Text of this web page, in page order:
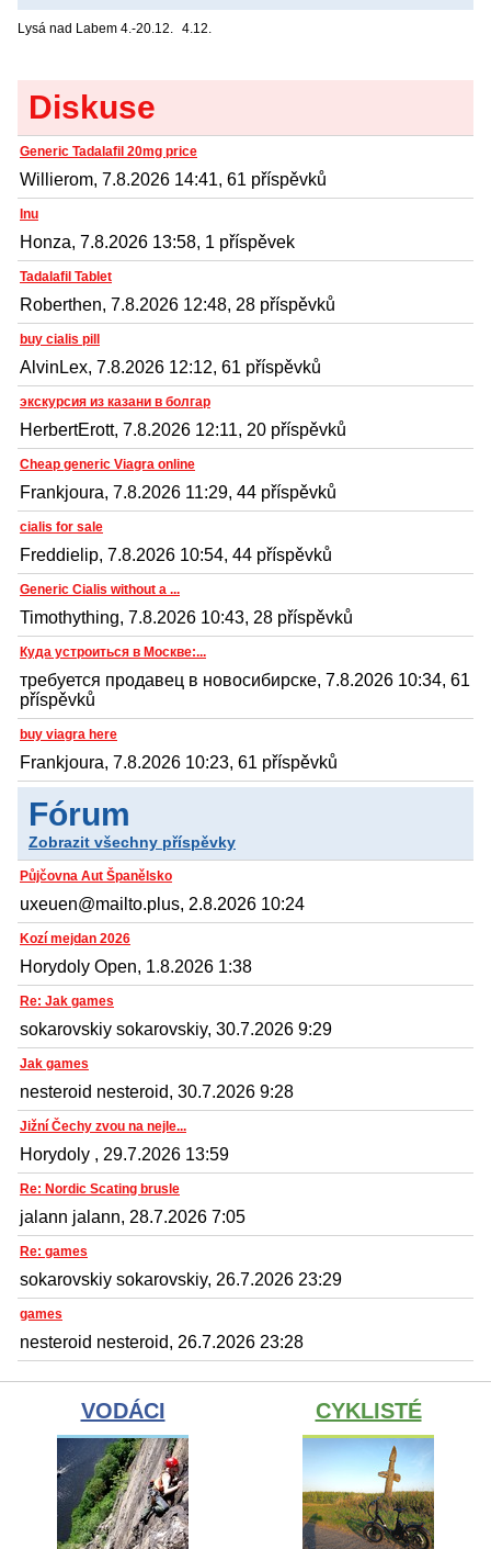
Lysá nad Labem 4.-20.12. 4.12.
Diskuse
Generic Tadalafil 20mg price
Willierom, 7.8.2026 14:41, 61 příspěvků
Inu
Honza, 7.8.2026 13:58, 1 příspěvek
Tadalafil Tablet
Roberthen, 7.8.2026 12:48, 28 příspěvků
buy cialis pill
AlvinLex, 7.8.2026 12:12, 61 příspěvků
экскурсия из казани в болгар
HerbertErott, 7.8.2026 12:11, 20 příspěvků
Cheap generic Viagra online
Frankjoura, 7.8.2026 11:29, 44 příspěvků
cialis for sale
Freddielip, 7.8.2026 10:54, 44 příspěvků
Generic Cialis without a ...
Timothything, 7.8.2026 10:43, 28 příspěvků
Куда устроиться в Москве:...
требуется продавец в новосибирске, 7.8.2026 10:34, 61
příspěvků
buy viagra here
Frankjoura, 7.8.2026 10:23, 61 příspěvků
Fórum
Zobrazit všechny příspěvky
Půjčovna Aut Španělsko
uxeuen@mailto.plus, 2.8.2026 10:24
Kozí mejdan 2026
Horydoly Open, 1.8.2026 1:38
Re: Jak games
sokarovskiy sokarovskiy, 30.7.2026 9:29
Jak games
nesteroid nesteroid, 30.7.2026 9:28
Jižní Čechy zvou na nejle...
Horydoly , 29.7.2026 13:59
Re: Nordic Scating brusle
jalann jalann, 28.7.2026 7:05
Re: games
sokarovskiy sokarovskiy, 26.7.2026 23:29
games
nesteroid nesteroid, 26.7.2026 23:28
VODÁCI CYKLISTÉ